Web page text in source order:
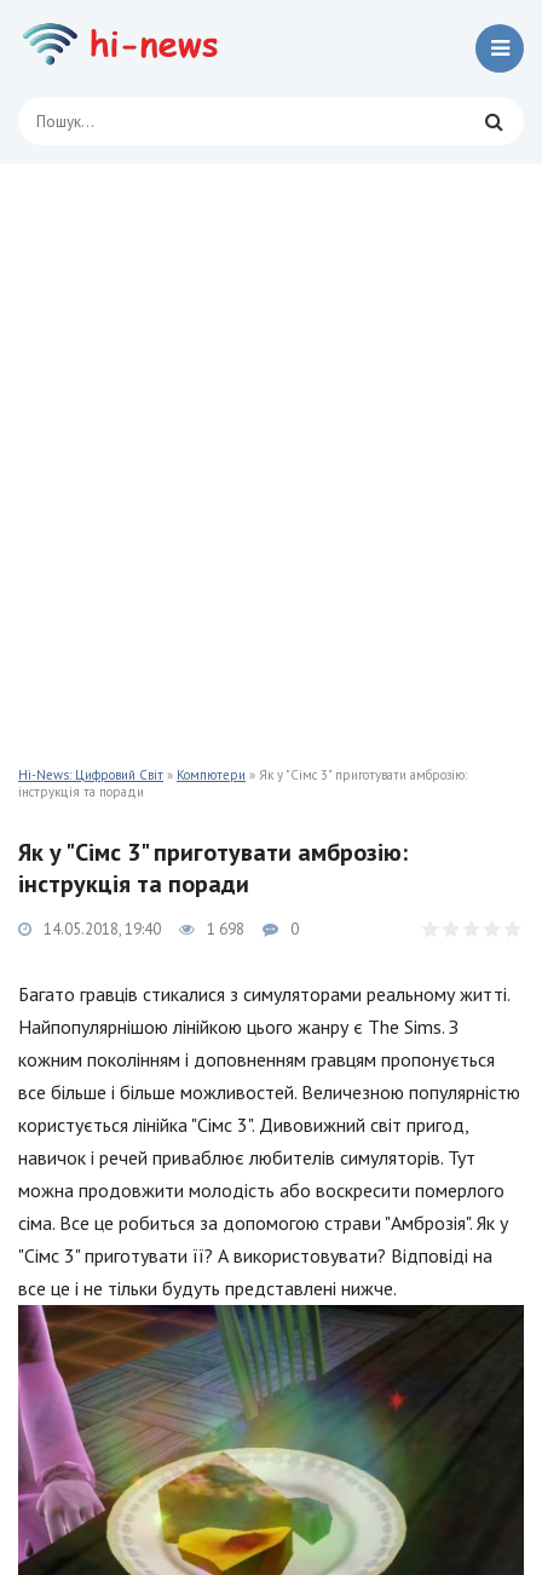
Hi-News: Цифровий Світ » Компютери » Як у "Сімс 3" приготувати амброзію:
інструкція та поради
Як у "Сімс 3" приготувати амброзію:
інструкція та поради
14.05.2018, 19:40 1 698 0
Багато гравців стикалися з симуляторами реальному житті.
Найпопулярнішою лінійкою цього жанру є The Sims. З
кожним поколінням і доповненням гравцям пропонується
все більше і більше можливостей. Величезною популярністю
користується лінійка "Сімс 3". Дивовижний світ пригод,
навичок і речей приваблює любителів симуляторів. Тут
можна продовжити молодість або воскресити померлого
сіма. Все це робиться за допомогою страви "Амброзія". Як у
"Сімс 3" приготувати її? А використовувати? Відповіді на
все це і не тільки будуть представлені нижче.